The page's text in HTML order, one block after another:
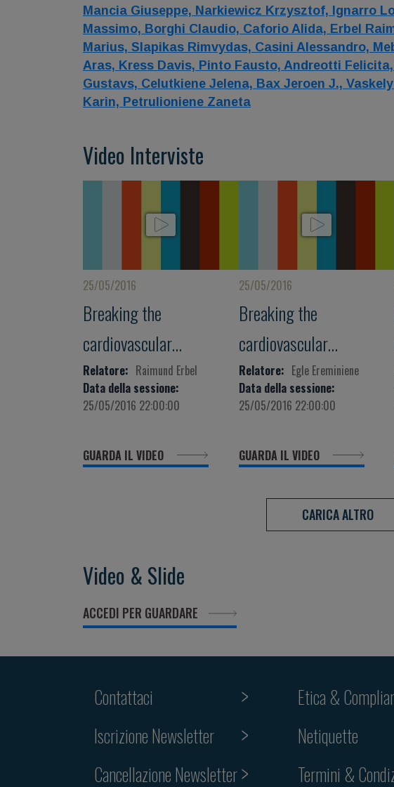
Mancia Giuseppe, Narkiewicz Krzysztof, Ignarro
Massimo, Borghi Claudio, Caforio Alida, Erbel
Marius, Slapikas Rimvydas, Casini Alessandro,
Aras, Kress Davis, Pinto Fausto, Andreotti Felicita,
Gustavs, Celutkiene Jelena, Bax Jeroen J.,
Karin, Petrulioniene Zaneta
Video Interviste
25/05/2016
Breaking the
cardiovascular
continuum through
understanding,
and prevention of the
Relatore: Raimund Erbel
Data della sessione:
25/05/2016 22:00:00
GUARDA IL VIDEO
25/05/2016
Breaking the
cardiovascular
continuum through
understanding,
and prevention of the
disease 4I – paradigm:
Introduce, Interpret,
Relatore: Egle Ereminiene
Data della sessione:
25/05/2016 22:00:00
GUARDA IL VIDEO
CARICA ALTRO
Video & Slide
ACCEDI PER GUARDARE
Contattaci
Iscrizione Newsletter
Cancellazione Newsletter
Etica &
Netiquette
Termini &